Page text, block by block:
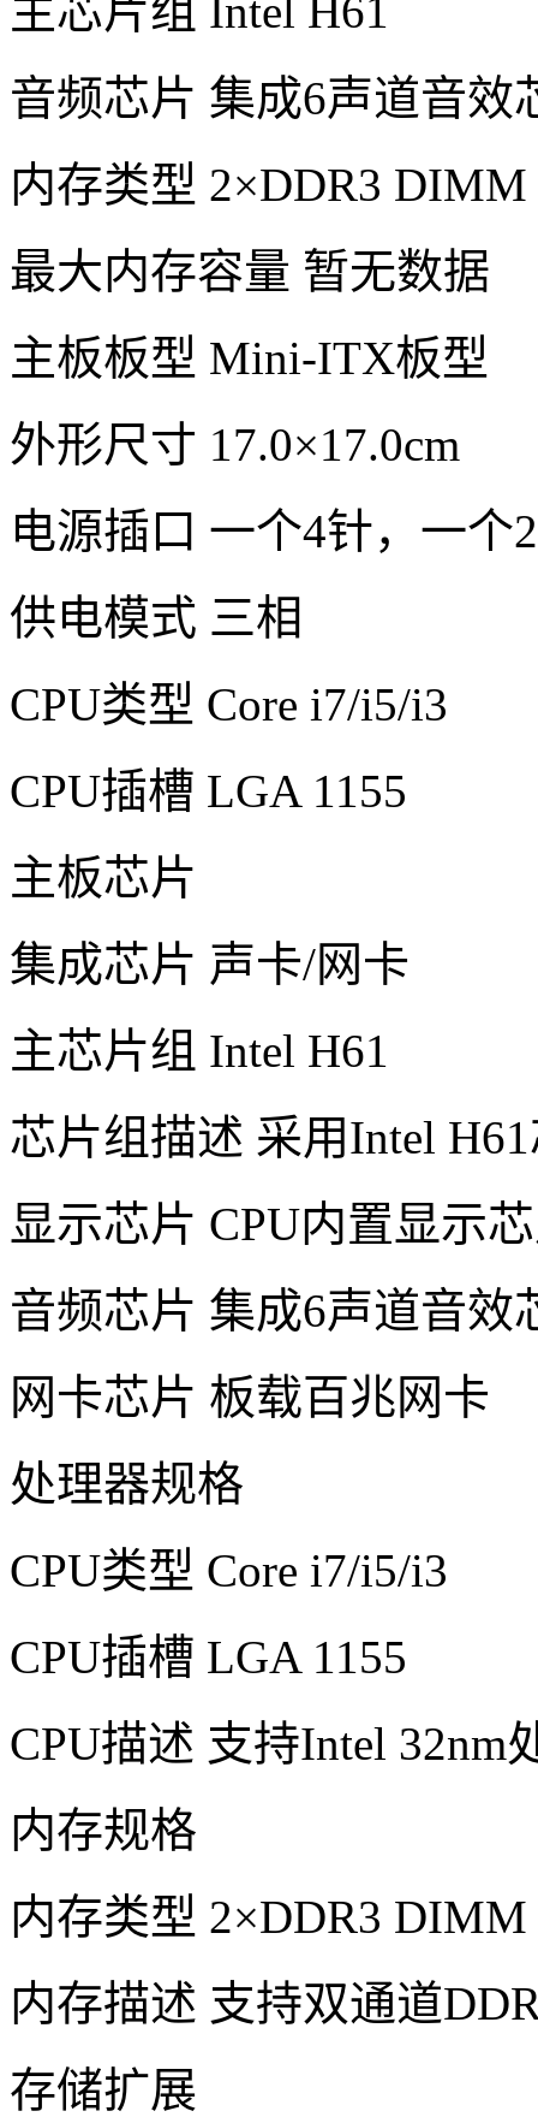
主芯片组 Intel H61
音频芯片 集成6声道音效
内存类型 2×DDR3 DIMM
最大内存容量 暂无数据
主板板型 Mini-ITX板型
外形尺寸 17.0×17.0cm
电源插口 一个4针，一个
供电模式 三相
CPU类型 Core i7/i5/i3
CPU插槽 LGA 1155
主板芯片
集成芯片 声卡/网卡
主芯片组 Intel H61
芯片组描述 采用Intel
显示芯片 CPU内置显示
音频芯片 集成6声道音效
网卡芯片 板载百兆网卡
处理器规格
CPU类型 Core i7/i5/i3
CPU插槽 LGA 1155
CPU描述 支持Intel 32nm
内存规格
内存类型 2×DDR3 DIMM
内存描述 支持双通道
存储扩展